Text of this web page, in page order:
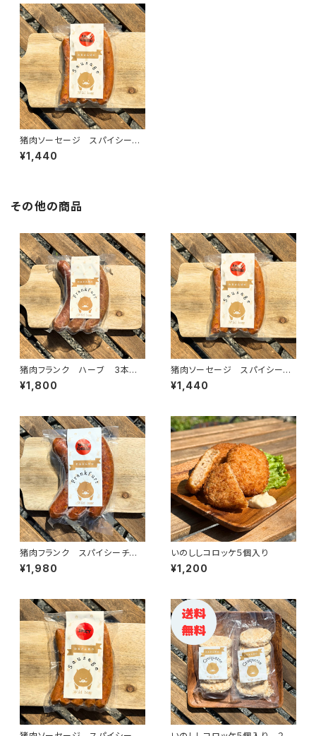
猪肉ソーセージ スパイシーチ
ーズ 5本入り
¥1,440
その他の商品
猪肉フランク ハーブ 3本入
り
¥1,800
猪肉ソーセージ スパイシーチ
ーズ 5本入り
¥1,440
猪肉フランク スパイシーチー
ズ 3本入り
¥1,980
いのししコロッケ５個入り
¥1,200